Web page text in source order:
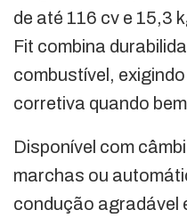
de até 116 cv e 15,3
Fit combina
combustível,
corretiva quando
Disponível com
marchas ou
condução agradável